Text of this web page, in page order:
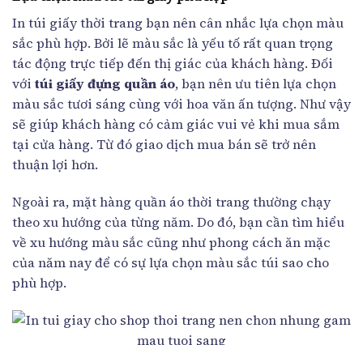
In túi giấy thời trang bạn nên cân nhắc lựa chọn màu
sắc phù hợp. Bởi lẽ màu sắc là yếu tố rất quan trọng
tác động trực tiếp đến thị giác của khách hàng. Đối
với túi giấy đựng quần áo, bạn nên ưu tiên lựa chọn
màu sắc tươi sáng cùng với hoa văn ấn tượng. Như vậy
sẽ giúp khách hàng có cảm giác vui vẻ khi mua sắm
tại cửa hàng. Từ đó giao dịch mua bán sẽ trở nên
thuận lợi hơn.
Ngoài ra, mặt hàng quần áo thời trang thường chạy
theo xu hướng của từng năm. Do đó, bạn cần tìm hiểu
về xu hướng màu sắc cũng như phong cách ăn mặc
của năm nay để có sự lựa chọn màu sắc túi sao cho
phù hợp.